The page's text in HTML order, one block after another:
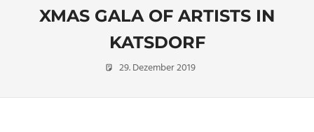
Oberösterreich
XMAS GALA OF ARTISTS IN
KATSDORF
29. Dezember 2019